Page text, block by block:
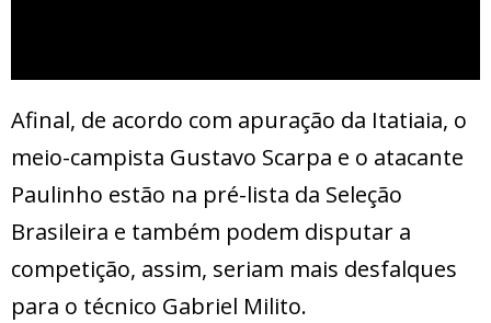
Afinal, de acordo com apuração da Itatiaia, o
meio-campista Gustavo Scarpa e o atacante
Paulinho estão na pré-lista da Seleção
Brasileira e também podem disputar a
competição, assim, seriam mais desfalques
para o técnico Gabriel Milito.